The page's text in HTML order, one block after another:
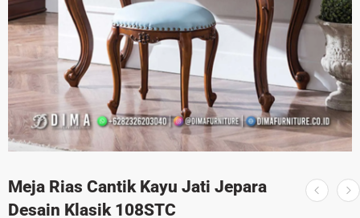
Meja Rias Cantik Kayu Jati Jepara
Desain Klasik 108STC